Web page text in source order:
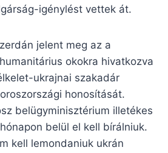
igénylést vettek át.
jelent meg az a
okokra hivatkozva
ukrajnai szakadár
honosítását.
belügyminisztérium illetékes
belül el kell bírálniuk.
kell lemondaniuk ukrán